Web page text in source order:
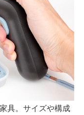
具。サイズや構成